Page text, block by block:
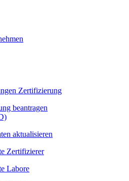
Zertifizierung
beantragen
aktualisieren
Zertifizierer
Labore